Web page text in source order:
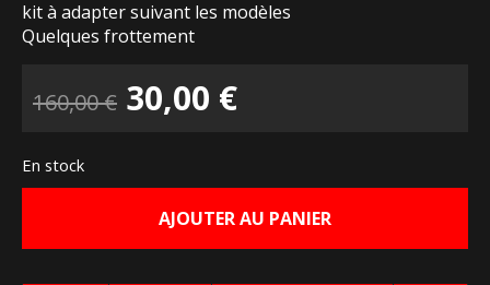
kit à adapter suivant les modèles
Quelques frottement
160,00€ Le
initial
était :
30,00 €Le
actuel
est :
En stock
AJOUTER AU PANIER